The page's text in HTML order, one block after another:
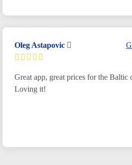
Oleg Astapovic
Great app, great prices for the Baltic
Loving it!